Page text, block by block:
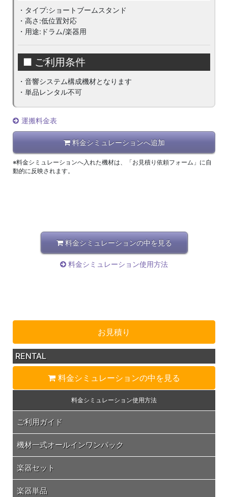
・タイプ:ショートブームスタンド
・高さ:低位置対応
・用途:ドラム/楽器用
■ ご利用条件
・音響システム構成機材となります
・単品レンタル不可
運搬料金表
料金シミュレーションへ追加
※料金シミュレーションへ入れた機材は、「お見積り依頼フォーム」に自
動的に反映されます。
料金シミュレーションの中を見る
料金シミュレーション使用方法
お見積り
RENTAL
料金シミュレーションの中を見る
料金シミュレーション使用方法
ご利用ガイド
機材一式オールインワンパック
楽器セット
楽器単品